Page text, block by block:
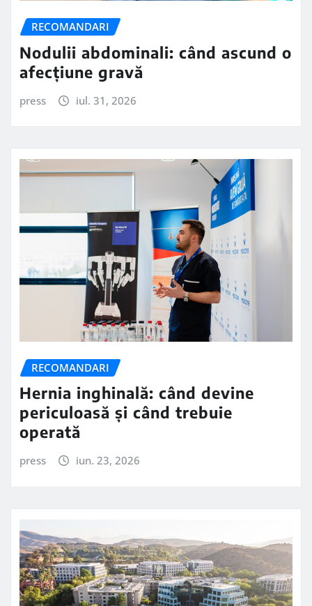
RECOMANDARI
Nodulii abdominali: când ascund o
afecțiune gravă
press iul. 31, 2026
RECOMANDARI
Hernia inghinală: când devine
periculoasă și când trebuie
operată
press iun. 23, 2026